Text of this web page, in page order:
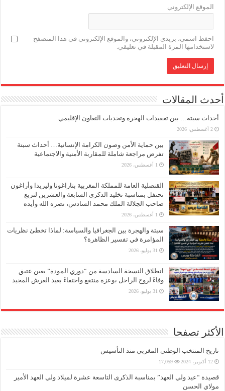
الموقع الإلكتروني
احفظ اسمي، بريدي الإلكتروني، والموقع الإلكتروني في هذا المتصفح
لاستخدامها المرة المقبلة في تعليقي.
أحدث المقالات
أحداث سبتة… بين تعقيدات الهجرة وتحديات التعاون الإقليمي
2 أغسطس، 2026
بين حماية الأمن وصون الكرامة الإنسانية… أحداث سبتة
تفرض مراجعة شاملة للمقاربة الأمنية والاجتماعية
1 أغسطس، 2026
القنصلية العامة للمملكة المغربية بتاراغونا وليريدا وأراغون
تحتفل بمناسبة تخليد الذكرى السابعة والعشرين لتربع
صاحب الجلالة الملك محمد السادس، نصره الله وأيده
1 أغسطس، 2026
سبتة والهجرة بين الجغرافيا والسياسة: لماذا تخطئ نظريات
المؤامرة في تفسير الظاهرة؟
31 يوليو، 2026
انطلاق النسخة السادسة من “دوري المودة” بعين عتيق
وفاءً لروح الراحل بوعزة منتفع واحتفاءً بعيد العرش المجيد
31 يوليو، 2026
الأكثر تصفحا
تاريخ المنتخب الوطني المغربي منذ التأسيس
12 أكتوبر، 2024 17,059
قصيدة “عيد ولي العهد” بمناسبة الذكرى التاسعة عشرة لميلاد ولي العهد الأمير
مولاي الحسن